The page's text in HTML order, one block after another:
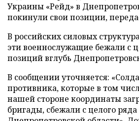
Украины «Рейд» в
покинули свои позиции,
В российских силовых
эти военнослужащие бежали с
позиций вглубь
В сообщении уточняется:
противника, которые в том
нашей стороне координаты
бригады, сбежали с целого